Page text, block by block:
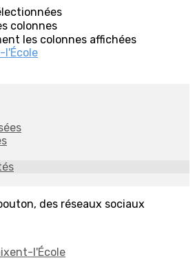
colonnes
les colonnes affichées
des réseaux sociaux